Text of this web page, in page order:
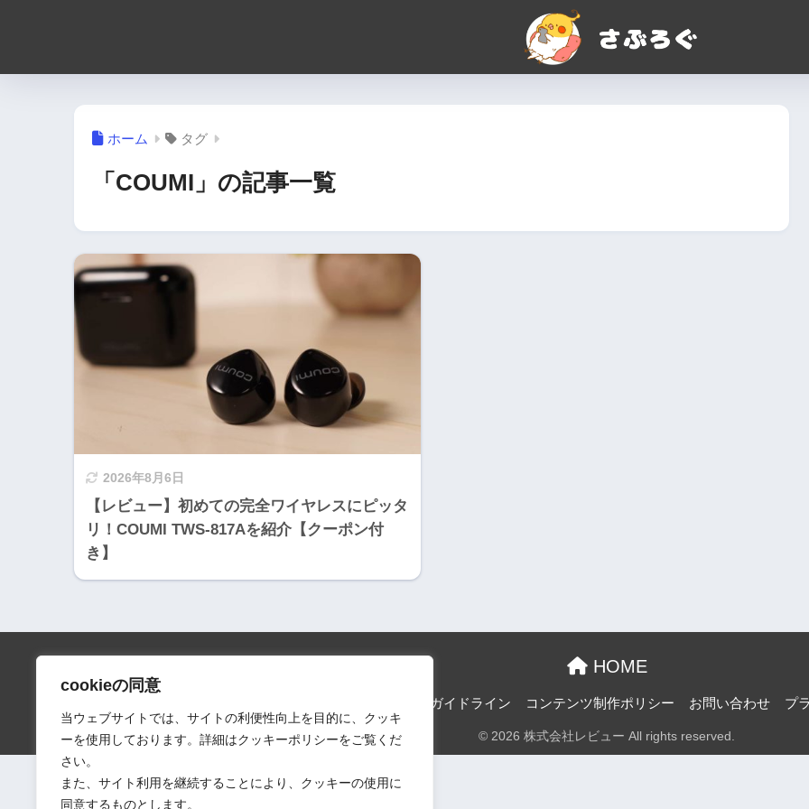
cookieの同意
当ウェブサイトでは、サイトの利便性向上を目的に、クッキ
ーを使用しております。詳細はクッキーポリシーをご覧くだ
さい。
また、サイト利用を継続することにより、クッキーの使用に
同意するものとします。
ホーム タグ
「COUMI」の記事一覧
2026年8月6日
【レビュー】初めての完全ワイヤレスにピッタ
リ！COUMI TWS-817Aを紹介【クーポン付
き】
HOME
口コミ投稿ガイドライン コンテンツ制作ポリシー お問い合わせ プ
© 2026 株式会社レビュー All rights reserved.